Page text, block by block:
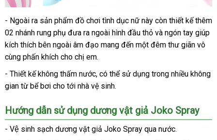
Dương
vật
giả
Joko
- có
nên
mua
Ngoài ra sản phẩm đồ chơi tình dục nữ này còn thiết kế thêm
02 nhánh rung phụ đưa ra ngoài hình đầu thỏ chợ
và ngón tay giúp
kích thích bên ngoài âm đạo mang đến một đêm thư giãn vô
cùng phấn khích cho chị em.
- Thiết kế không thấm nướcthanh
lý
, nơi
nào
có thể sử dụng trong nhiều không
gian từ bể bơi cho tới nhà vệ sinh.
Hướng dẫn sử dụng dương vật giả Joko Spray
- Vệ sinh sạch dương vật giả Joko Spray qua nước.